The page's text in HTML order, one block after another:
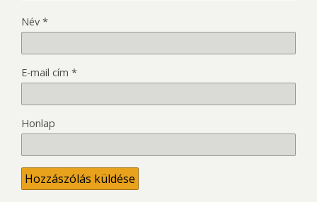
Név *
E-mail cím *
Honlap